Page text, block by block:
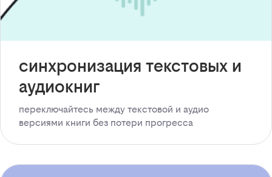
синхронизация текстовых и
аудиокниг
переключайтесь между текстовой и аудио
версиями книги без потери прогресса